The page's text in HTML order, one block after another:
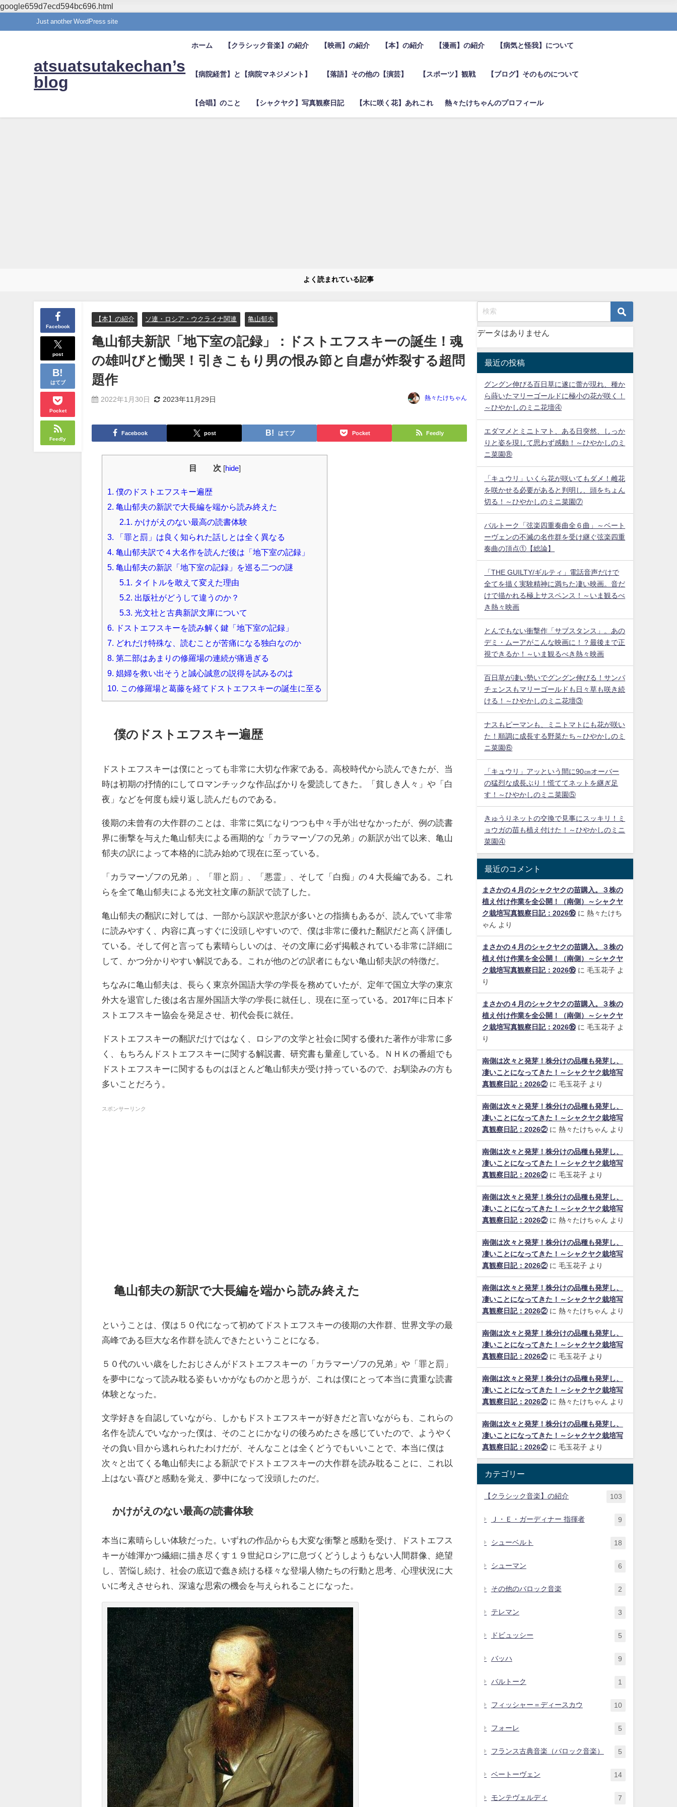
google659d7ecd594bc696.html
Just another WordPress site
atsuatsutakechan’s
blog
ホーム 【クラシック音楽】の紹介 【映画】の紹介 【本】の紹介 【漫画】の紹介 【病気と怪我】について
【病院経営】と【病院マネジメント】 【落語】その他の【演芸】 【スポーツ】観戦 【ブログ】そのものについて
【合唱】のこと 【シャクヤク】写真観察日記 【木に咲く花】あれこれ 熱々たけちゃんのプロフィール
よく読まれている記事
Facebook
post
はてブ
Pocket
Feedly
【本】の紹介 ソ連・ロシア・ウクライナ関連 亀山郁夫
亀山郁夫新訳「地下室の記録」：ドストエフスキーの誕生！魂
の雄叫びと慟哭！引きこもり男の恨み節と自虐が炸裂する超問
題作
2022年1月30日 2023年11月29日 熱々たけちゃん
Facebook post はてブ Pocket Feedly
目 次 hide]
1. 僕のドストエフスキー遍歴
2. 亀山郁夫の新訳で大長編を端から読み終えた
2.1. かけがえのない最高の読書体験
3. 「罪と罰」は良く知られた話しとは全く異なる
4. 亀山郁夫訳で４大名作を読んだ後は「地下室の記録」
5. 亀山郁夫の新訳「地下室の記録」を巡る二つの謎
5.1. タイトルを敢えて変えた理由
5.2. 出版社がどうして違うのか？
5.3. 光文社と古典新訳文庫について
6. ドストエフスキーを読み解く鍵「地下室の記録」
7. どれだけ特殊な、読むことが苦痛になる独白なのか
8. 第二部はあまりの修羅場の連続が痛過ぎる
9. 娼婦を救い出そうと誠心誠意の説得を試みるのは
10. この修羅場と葛藤を経てドストエフスキーの誕生に至る
僕のドストエフスキー遍歴
ドストエフスキーは僕にとっても非常に大切な作家である。高校時代から読んできたが、当
時は初期の抒情的にしてロマンチックな作品ばかりを愛読してきた。「貧しき人々」や「白
夜」などを何度も繰り返し読んだものである。
後期の未曾有の大作群のことは、非常に気になりつつも中々手が出せなかったが、例の読書
界に衝撃を与えた亀山郁夫による画期的な「カラマーゾフの兄弟」の新訳が出て以来、亀山
郁夫の訳によって本格的に読み始めて現在に至っている。
「カラマーゾフの兄弟」、「罪と罰」、「悪霊」、そして「白痴」の４大長編である。これ
らを全て亀山郁夫による光文社文庫の新訳で読了した。
亀山郁夫の翻訳に対しては、一部から誤訳や意訳が多いとの指摘もあるが、読んでいて非常
に読みやすく、内容に真っすぐに没頭しやすいので、僕は非常に優れた翻訳だと高く評価し
ている。そして何と言っても素晴らしいのは、その文庫に必ず掲載されている非常に詳細に
して、かつ分かりやすい解説である。これが他のどの訳者にもない亀山郁夫訳の特徴だ。
ちなみに亀山郁夫は、長らく東京外国語大学の学長を務めていたが、定年で国立大学の東京
外大を退官した後は名古屋外国語大学の学長に就任し、現在に至っている。2017年に日本ド
ストエフスキー協会を発足させ、初代会長に就任。
ドストエフスキーの翻訳だけではなく、ロシアの文学と社会に関する優れた著作が非常に多
く、もちろんドストエフスキーに関する解説書、研究書も量産している。ＮＨＫの番組でも
ドストエフスキーに関するものはほとんど亀山郁夫が受け持っているので、お馴染みの方も
多いことだろう。
スポンサーリンク
亀山郁夫の新訳で大長編を端から読み終えた
ということは、僕は５０代になって初めてドストエフスキーの後期の大作群、世界文学の最
高峰である巨大な名作群を読んできたということになる。
５０代のいい歳をしたおじさんがドストエフスキーの「カラマーゾフの兄弟」や「罪と罰」
を夢中になって読み耽る姿もいかがなものかと思うが、これは僕にとって本当に貴重な読書
体験となった。
文学好きを自認していながら、しかもドストエフスキーが好きだと言いながらも、これらの
名作を読んでいなかった僕は、そのことにかなりの後ろめたさを感じていたので、ようやく
その負い目から逃れられたわけだが、そんなことは全くどうでもいいことで、本当に僕は
次々と出てくる亀山郁夫による新訳でドストエフスキーの大作群を読み耽ることに、これ以
上はない喜びと感動を覚え、夢中になって没頭したのだ。
かけがえのない最高の読書体験
本当に素晴らしい体験だった。いずれの作品からも大変な衝撃と感動を受け、ドストエフス
キーが雄渾かつ繊細に描き尽くす１９世紀ロシアに息づくどうしようもない人間群像、絶望
し、苦悩し続け、社会の底辺で蠢き続ける様々な登場人物たちの行動と思考、心理状況に大
いに考えさせられ、深遠な思索の機会を与えられることになった。
データはありません
最近の投稿
グングン伸びる百日草に遂に蕾が現れ、種か
ら蒔いたマリーゴールドに極小の花が咲く！
～ひやかしのミニ花壇④
エダマメとミニトマト、ある日突然、しっか
りと姿を現して思わず感動！～ひやかしのミ
ニ菜園⑧
「キュウリ」いくら花が咲いてもダメ！雌花
を咲かせる必要があると判明し、頭をちょん
切る！～ひやかしのミニ菜園⑦
バルトーク「弦楽四重奏曲全６曲」～ベート
ーヴェンの不滅の名作群を受け継ぐ弦楽四重
奏曲の頂点①【総論】
「THE GUILTY/ギルティ」電話音声だけで
全てを描く実験精神に満ちた凄い映画。音だ
けで描かれる極上サスペンス！～いま観るべ
き熱々映画
とんでもない衝撃作「サブスタンス」。あの
デミ・ムーアがこんな映画に！？最後まで正
視できるか！～いま観るべき熱々映画
百日草が凄い勢いでグングン伸びる！サンパ
チェンスもマリーゴールドも日々草も咲き続
ける！～ひやかしのミニ花壇③
ナスもピーマンも、ミニトマトにも花が咲い
た！順調に成長する野菜たち～ひやかしのミ
ニ菜園⑥
「キュウリ」アッという間に90㎝オーバー
の猛烈な成長ぶり！慌ててネットを継ぎ足
す！～ひやかしのミニ菜園⑤
きゅうりネットの交換で見事にスッキリ！ミ
ョウガの苗も植え付けた！～ひやかしのミニ
菜園④
最近のコメント
まさかの４月のシャクヤクの苗購入。３株の
植え付け作業を全公開！（南側）～シャクヤ
ク栽培写真観察日記：2026⑯に 熱々たけち
ゃん より
まさかの４月のシャクヤクの苗購入。３株の
植え付け作業を全公開！（南側）～シャクヤ
ク栽培写真観察日記：2026⑯に 毛玉花子よ
り
まさかの４月のシャクヤクの苗購入。３株の
植え付け作業を全公開！（南側）～シャクヤ
ク栽培写真観察日記：2026⑯に 毛玉花子よ
り
南側は次々と発芽！株分けの品種も発芽し、
凄いことになってきた！～シャクヤク栽培写
真観察日記：2026②に 毛玉花子より
南側は次々と発芽！株分けの品種も発芽し、
凄いことになってきた！～シャクヤク栽培写
真観察日記：2026②に 熱々たけちゃん より
南側は次々と発芽！株分けの品種も発芽し、
凄いことになってきた！～シャクヤク栽培写
真観察日記：2026②に 毛玉花子より
南側は次々と発芽！株分けの品種も発芽し、
凄いことになってきた！～シャクヤク栽培写
真観察日記：2026②に 熱々たけちゃん より
南側は次々と発芽！株分けの品種も発芽し、
凄いことになってきた！～シャクヤク栽培写
真観察日記：2026②に 毛玉花子より
南側は次々と発芽！株分けの品種も発芽し、
凄いことになってきた！～シャクヤク栽培写
真観察日記：2026②に 熱々たけちゃん より
南側は次々と発芽！株分けの品種も発芽し、
凄いことになってきた！～シャクヤク栽培写
真観察日記：2026②に 毛玉花子より
南側は次々と発芽！株分けの品種も発芽し、
凄いことになってきた！～シャクヤク栽培写
真観察日記：2026②に 熱々たけちゃん より
南側は次々と発芽！株分けの品種も発芽し、
凄いことになってきた！～シャクヤク栽培写
真観察日記：2026②に 毛玉花子より
カテゴリー
【クラシック音楽】の紹介 103
Ｊ・Ｅ・ガーディナー 指揮者 9
シューベルト 18
シューマン 6
その他のバロック音楽 2
テレマン 3
ドビュッシー 5
バッハ 9
バルトーク 1
フィッシャー＝ディースカウ 10
フォーレ 5
フランス古典音楽（バロック音楽） 5
ベートーヴェン 14
モンテヴェルディ 7